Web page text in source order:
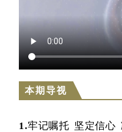
本期导视
1.牢记嘱托 坚定信心